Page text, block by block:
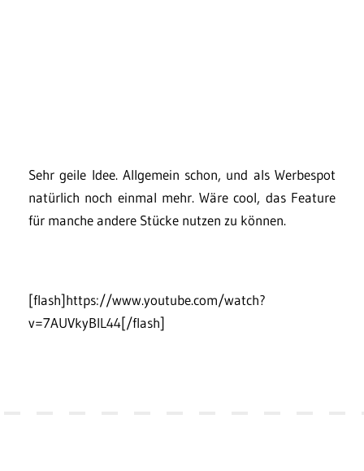
Sehr geile Idee. Allgemein schon, und als Werbespot
natürlich noch einmal mehr. Wäre cool, das Feature
für manche andere Stücke nutzen zu können.
[flash]https://www.youtube.com/watch?
v=7AUVkyBlL44[/flash]